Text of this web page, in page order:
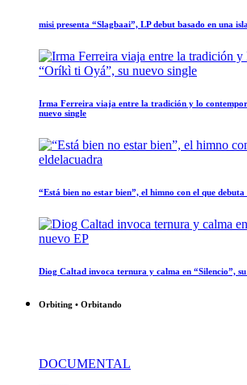
misi presenta “Slagbaai”, LP debut basado en una
Irma Ferreira viaja entre la tradición y lo
nuevo single
“Está bien no estar bien”, el himno con el que debuta
Diog Caltad invoca ternura y calma en “Silencio”,
Orbiting • Orbitando
DOCUMENTAL